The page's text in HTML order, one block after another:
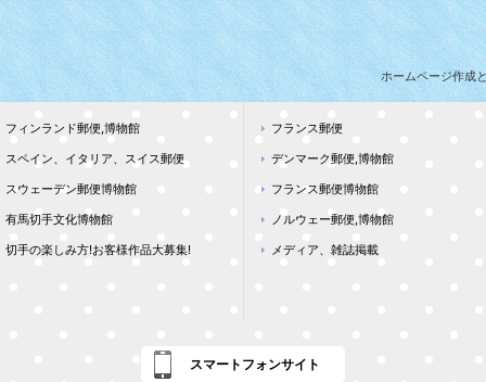
ホームページ作成
フィンランド郵便,博物館
スペイン、イタリア、スイス郵便
スウェーデン郵便博物館
有馬切手文化博物館
切手の楽しみ方!お客様作品大募集!
フランス郵便
デンマーク郵便,博物館
フランス郵便博物館
ノルウェー郵便,博物館
メディア、雑誌掲載
スマートフォンサイト